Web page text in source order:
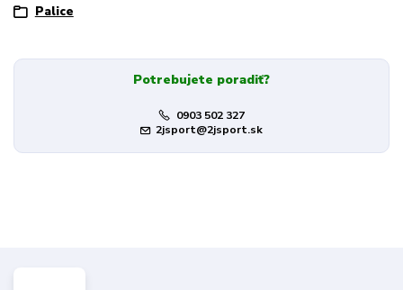
Palice
Potrebujete poradiť?
0903 502 327
2jsport@2jsport.sk